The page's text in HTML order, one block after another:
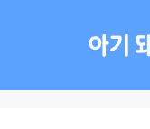
아기